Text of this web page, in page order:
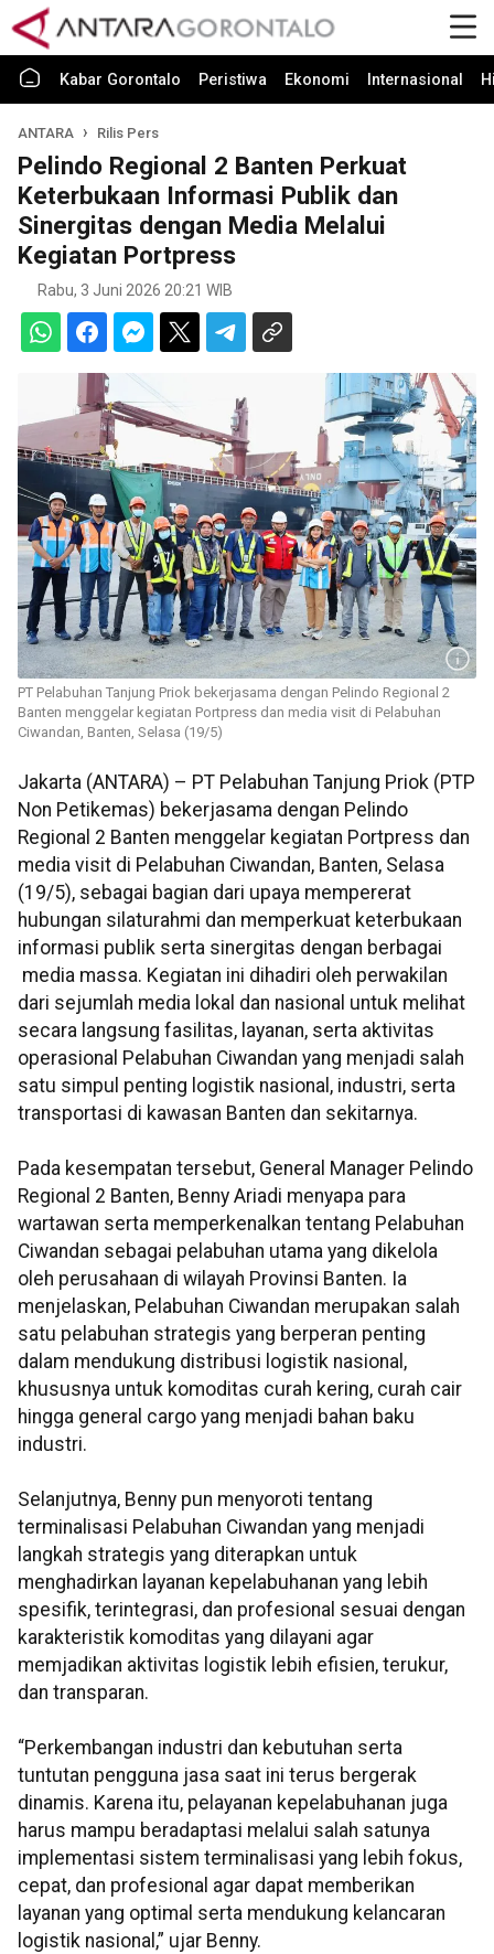
Kabar Gorontalo Peristiwa Ekonomi Internasional
ANTARA Rilis Pers
Pelindo Regional 2 Banten Perkuat
Keterbukaan Informasi Publik dan
Sinergitas dengan Media Melalui
Kegiatan Portpress
Rabu, 3 Juni 2026 20:21 WIB
PT Pelabuhan Tanjung Priok bekerjasama dengan Pelindo Regional 2
Banten menggelar kegiatan Portpress dan media visit di Pelabuhan
Ciwandan, Banten, Selasa (19/5)
Jakarta (ANTARA) – PT Pelabuhan Tanjung Priok (PTP
Non Petikemas) bekerjasama dengan Pelindo
Regional 2 Banten menggelar kegiatan Portpress dan
media visit di Pelabuhan Ciwandan, Banten, Selasa
(19/5), sebagai bagian dari upaya mempererat
hubungan silaturahmi dan memperkuat keterbukaan
informasi publik serta sinergitas dengan berbagai
media massa. Kegiatan ini dihadiri oleh perwakilan
dari sejumlah media lokal dan nasional untuk melihat
secara langsung fasilitas, layanan, serta aktivitas
operasional Pelabuhan Ciwandan yang menjadi salah
satu simpul penting logistik nasional, industri, serta
transportasi di kawasan Banten dan sekitarnya.
Pada kesempatan tersebut, General Manager Pelindo
Regional 2 Banten, Benny Ariadi menyapa para
wartawan serta memperkenalkan tentang Pelabuhan
Ciwandan sebagai pelabuhan utama yang dikelola
oleh perusahaan di wilayah Provinsi Banten. Ia
menjelaskan, Pelabuhan Ciwandan merupakan salah
satu pelabuhan strategis yang berperan penting
dalam mendukung distribusi logistik nasional,
khususnya untuk komoditas curah kering, curah cair
hingga general cargo yang menjadi bahan baku
industri.
Selanjutnya, Benny pun menyoroti tentang
terminalisasi Pelabuhan Ciwandan yang menjadi
langkah strategis yang diterapkan untuk
menghadirkan layanan kepelabuhanan yang lebih
spesifik, terintegrasi, dan profesional sesuai dengan
karakteristik komoditas yang dilayani agar
memjadikan aktivitas logistik lebih efisien, terukur,
dan transparan.
“Perkembangan industri dan kebutuhan serta
tuntutan pengguna jasa saat ini terus bergerak
dinamis. Karena itu, pelayanan kepelabuhanan juga
harus mampu beradaptasi melalui salah satunya
implementasi sistem terminalisasi yang lebih fokus,
cepat, dan profesional agar dapat memberikan
layanan yang optimal serta mendukung kelancaran
logistik nasional,” ujar Benny.